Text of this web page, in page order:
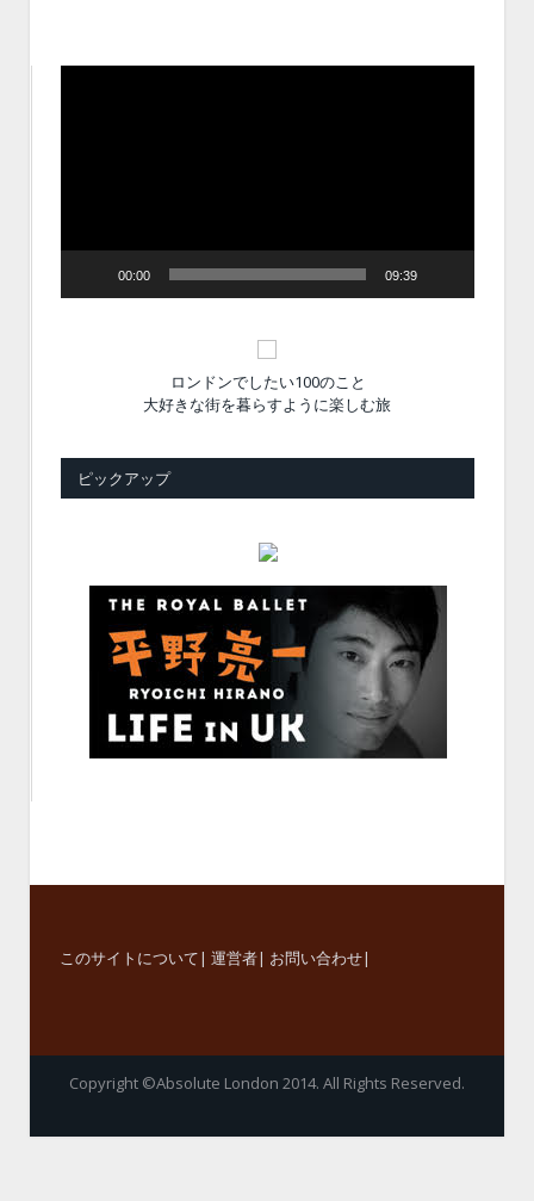
00:00 09:39
ロンドンでしたい100のこと
大好きな街を暮らすように楽しむ旅
ピックアップ
このサイトについて| 運営者| お問い合わせ|
Copyright ©Absolute London 2014. All Rights Reserved.